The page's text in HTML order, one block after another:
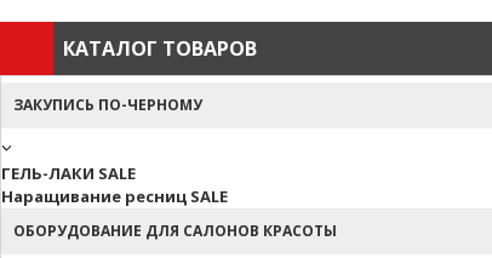
КАТАЛОГ ТОВАРОВ
ЗАКУПИСЬ ПО-ЧЕРНОМУ
ГЕЛЬ-ЛАКИ SALE
Наращивание ресниц SALE
ОБОРУДОВАНИЕ ДЛЯ САЛОНОВ КРАСОТЫ